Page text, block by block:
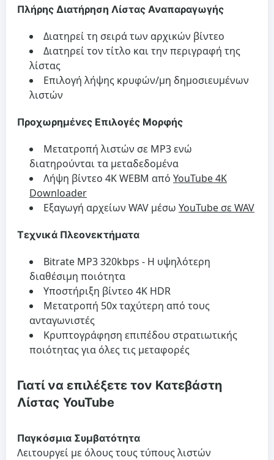
Πλήρης Διατήρηση Λίστας Αναπαραγωγής
Διατηρεί τη σειρά των αρχικών βίντεο
Διατηρεί τον τίτλο και την περιγραφή της
λίστας
Επιλογή λήψης κρυφών/μη δημοσιευμένων
λιστών
Προχωρημένες Επιλογές Μορφής
Μετατροπή λιστών σε MP3 ενώ
διατηρούνται τα μεταδεδομένα
Λήψη βίντεο 4K WEBM από YouTube 4K
Downloader
Εξαγωγή αρχείων WAV μέσω YouTube σε WAV
Τεχνικά Πλεονεκτήματα
Bitrate MP3 320kbps - Η υψηλότερη
διαθέσιμη ποιότητα
Υποστήριξη βίντεο 4K HDR
Μετατροπή 50x ταχύτερη από τους
ανταγωνιστές
Κρυπτογράφηση επιπέδου στρατιωτικής
ποιότητας για όλες τις μεταφορές
Γιατί να επιλέξετε τον Κατεβάστη
Λίστας YouTube
Παγκόσμια Συμβατότητα
Λειτουργεί με όλους τους τύπους λιστών